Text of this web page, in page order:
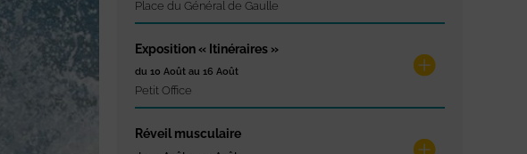
Place du Général de Gaulle
Exposition « Itinéraires »
du 10 Août au 16 Août
Petit Office
Réveil musculaire